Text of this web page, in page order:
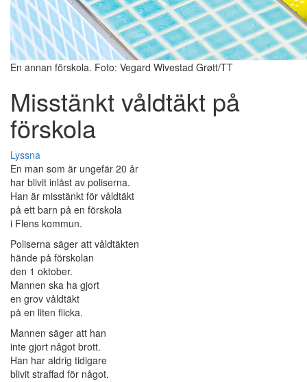
En annan förskola. Foto: Vegard Wivestad Grøtt/TT
Misstänkt våldtäkt på
förskola
Lyssna
En man som är ungefär 20 år
har blivit inlåst av poliserna.
Han är misstänkt för våldtäkt
på ett barn på en förskola
i Flens kommun.
Poliserna säger att våldtäkten
hände på förskolan
den 1 oktober.
Mannen ska ha gjort
en grov våldtäkt
på en liten flicka.
Mannen säger att han
inte gjort något brott.
Han har aldrig tidigare
blivit straffad för något.